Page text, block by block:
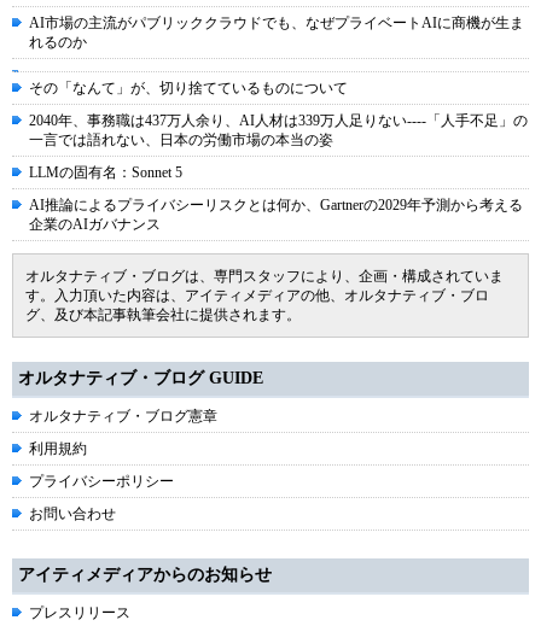
AI市場の主流がパブリッククラウドでも、なぜプライベートAIに商機が生ま
れるのか
その「なんて」が、切り捨てているものについて
2040年、事務職は437万人余り、AI人材は339万人足りない----「人手不足」の
一言では語れない、日本の労働市場の本当の姿
LLMの固有名：Sonnet 5
AI推論によるプライバシーリスクとは何か、Gartnerの2029年予測から考える
企業のAIガバナンス
オルタナティブ・ブログは、専門スタッフにより、企画・構成されていま
す。入力頂いた内容は、アイティメディアの他、オルタナティブ・ブロ
グ、及び本記事執筆会社に提供されます。
オルタナティブ・ブログ GUIDE
オルタナティブ・ブログ憲章
利用規約
プライバシーポリシー
お問い合わせ
アイティメディアからのお知らせ
プレスリリース